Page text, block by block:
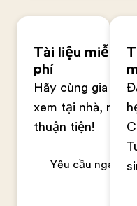
Tài liệu miễn
phí
Hãy cùng gia đình
xem tại nhà, rất
thuận tiện!
Yêu cầu ngay